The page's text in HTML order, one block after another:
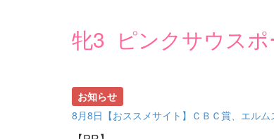
牝3 ピンクサウスポ
お知らせ
8月8日【おススメサイト】ＣＢＣ賞、エル